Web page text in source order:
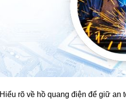
Hiểu rõ về hồ quang điện để giữ an